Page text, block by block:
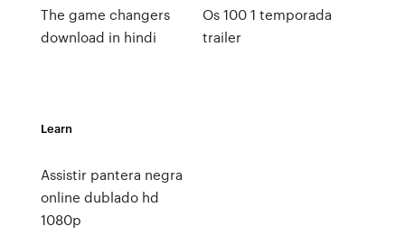
The game changers
download in hindi
Os 100 1 temporada
trailer
Learn
Assistir pantera negra
online dublado hd
1080p